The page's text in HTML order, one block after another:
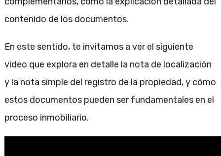
contenido de los documentos.
En este sentido, te invitamos a ver el siguiente
video que explora en detalle la nota de localización
y la nota simple del registro de la propiedad, y cómo
estos documentos pueden ser fundamentales en el
proceso inmobiliario.